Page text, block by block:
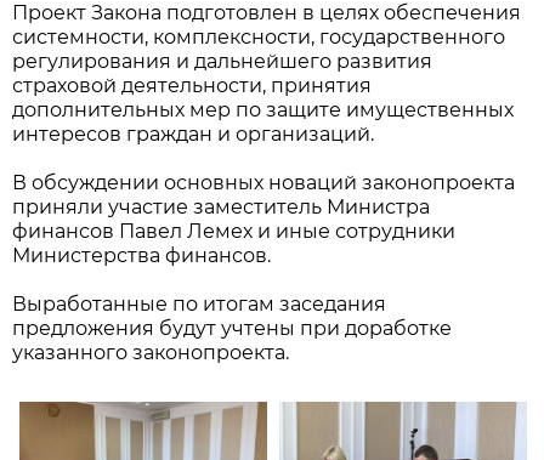
Проект Закона подготовлен в целях обеспечения
системности, комплексности, государственного
регулирования и дальнейшего развития
страховой деятельности, принятия
дополнительных мер по защите имущественных
интересов граждан и организаций.
В обсуждении основных новаций законопроекта
приняли участие заместитель Министра
финансов Павел Лемех и иные сотрудники
Министерства финансов.
Выработанные по итогам заседания
предложения будут учтены при доработке
указанного законопроекта.